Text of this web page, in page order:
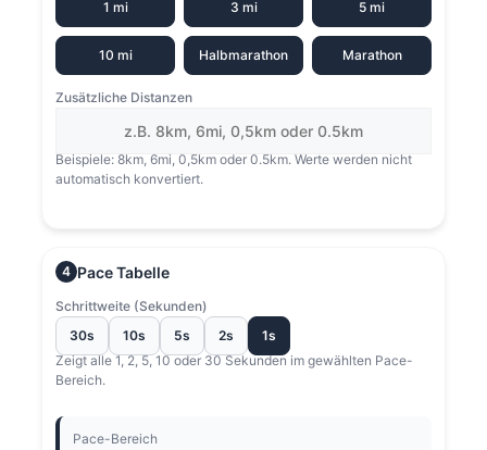
1 mi 3 mi 5 mi
10 mi Halbmarathon Marathon
Zusätzliche Distanzen
Beispiele: 8km, 6mi, 0,5km oder 0.5km. Werte werden nicht
automatisch konvertiert.
4 Pace Tabelle
Schrittweite (Sekunden)
30s
10s 5s 2s
1s
Zeigt alle 1, 2, 5, 10 oder 30 Sekunden im gewählten Pace-
Bereich.
Pace-Bereich